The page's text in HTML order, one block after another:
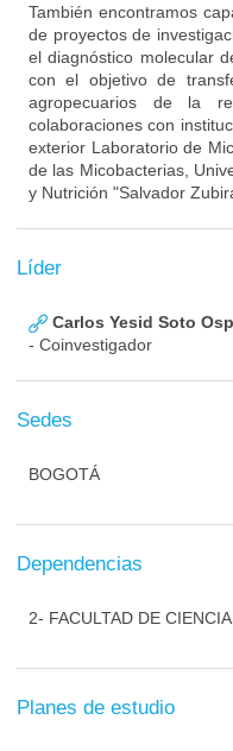
También encontramos
de proyectos de
el diagnóstico molecular
con el objetivo de
agropecuarios de la
colaboraciones con
exterior Laboratorio de
de las Micobacterias,
y Nutrición "Salvador
Líder
Carlos Yesid Soto
- Coinvestigador
Sedes
BOGOTÁ
Dependencias
2- FACULTAD DE
Planes de estudio